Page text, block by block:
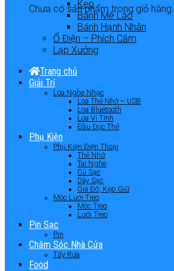
Chưa có sản phẩm trong giỏ hàng.
Kẹo
Bánh Mè Láo
Bánh Hạnh Nhân
Ổ Điện – Phích Cắm
Lạp Xưởng
Trang chủ
Giải Trí
Loa Nghe Nhạc
Loa Thẻ Nhớ – USB
Loa Bluetooth
Loa Vi Tính
Đầu Đọc Thẻ
Phụ Kiện
Phụ Kiện Điện Thoại
Thẻ Nhớ
Tai Nghe
Củ Sạc
Dây Sạc
Giá Đỡ, Kẹp Giữ
Móc Lưới Treo
Móc Treo
Lưới Treo
Pin Sạc
Pin
Chăm Sóc Nhà Cửa
Tẩy Rửa
Food